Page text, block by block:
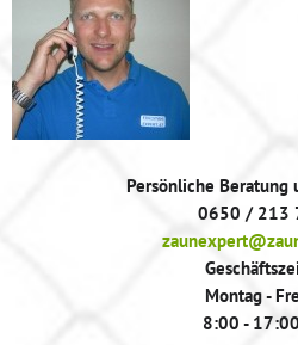
Persönliche Beratung
0650 / 213
Montag -
8:00 -